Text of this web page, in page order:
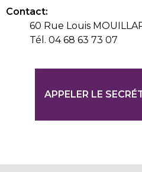
Contact:
60 Rue Louis
Tél. 04 68 63 73 07
APPELER LE